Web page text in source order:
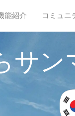
能紹介 コミュニ
サン